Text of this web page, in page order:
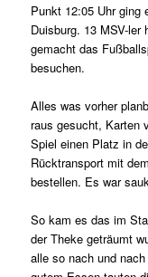
Punkt 12:05 Uhr ging
Duisburg. 13 MSV-
gemacht das
besuchen.
Alles was vorher
raus gesucht, Karten
Spiel einen Platz in
Rücktransport mit
bestellen. Es war
So kam es das im
der Theke geträumt
alle so nach und